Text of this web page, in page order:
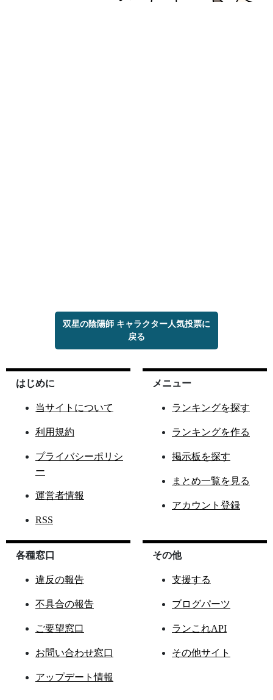
双星の陰陽師 キャラクター人気投票に
戻る
はじめに
当サイトについて
利用規約
プライバシーポリシ
ー
運営者情報
RSS
メニュー
ランキングを探す
ランキングを作る
掲示板を探す
まとめ一覧を見る
アカウント登録
各種窓口
違反の報告
不具合の報告
ご要望窓口
お問い合わせ窓口
アップデート情報
その他
支援する
ブログパーツ
ランこれAPI
その他サイト